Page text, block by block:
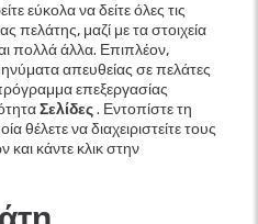
εύκολα να δείτε όλες τις
πελάτης, μαζί με τα στοιχεία
πολλά άλλα. Επιπλέον,
απευθείας σε πελάτες
επεξεργασίας
Σελίδες. Εντοπίστε τη
θέλετε να διαχειριστείτε τους
και κάντε κλικ στην